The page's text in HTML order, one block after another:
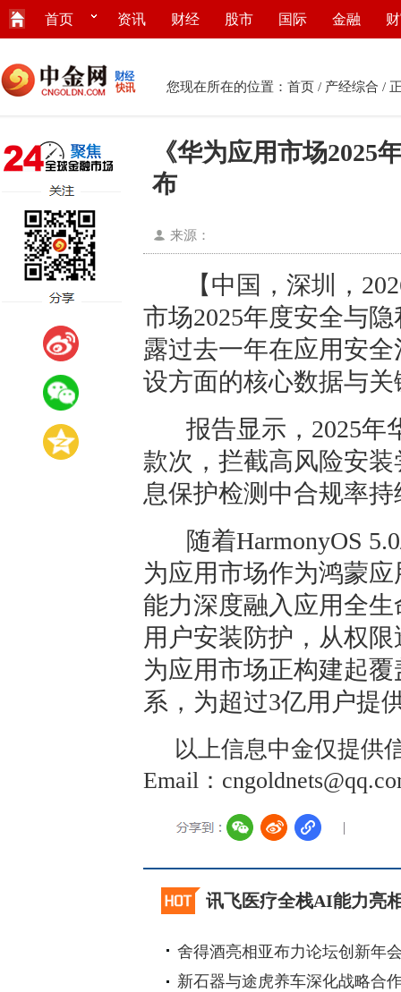
首页 资讯 财经 股市 国际 金融
您现在所在的位置： 首页 / 产经综合 /
《华为应用市场2025
布
来源：
【中国，深圳，
市场2025年度安全与
露过去一年在应用安
设方面的核心数据与关
报告显示，2025年
款次，拦截高风险安
息保护检测中合规率
随着HarmonyOS
为应用市场作为鸿蒙
能力深度融入应用全
用户安装防护，从权
为应用市场正构建起
系，为超过3亿用户提
以上信息中金仅提供
Email：
讯飞医疗全栈AI能力亮
舍得酒亮相亚布力论坛创新年
新石器与途虎养车深化战略合